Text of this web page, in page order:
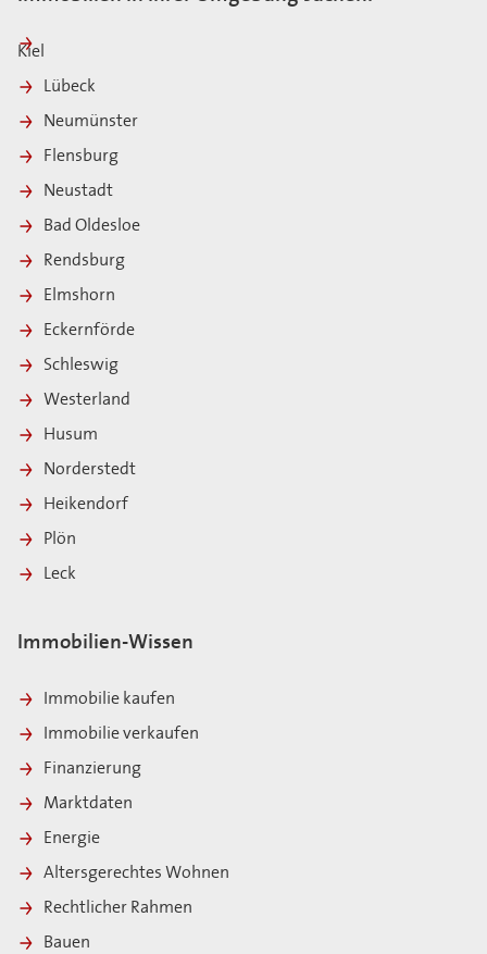
Kiel
Lübeck
Neumünster
Flensburg
Neustadt
Bad Oldesloe
Rendsburg
Elmshorn
Eckernförde
Schleswig
Westerland
Husum
Norderstedt
Heikendorf
Plön
Leck
Immobilien-Wissen
Immobilie kaufen
Immobilie verkaufen
Finanzierung
Marktdaten
Energie
Altersgerechtes Wohnen
Rechtlicher Rahmen
Bauen